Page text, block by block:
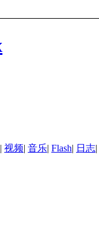
| 视频| 音乐| Flash| 日志|